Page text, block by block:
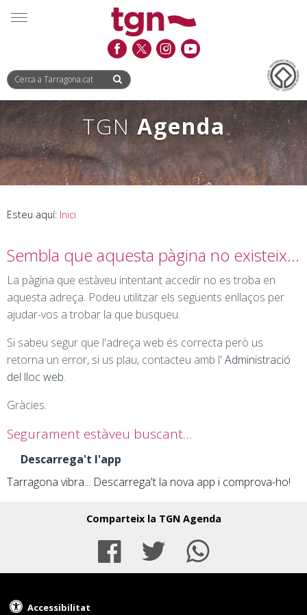
Saltar
al
Saltar
a
Informació
de
TGNAgenda
Esteu aquí: Inici
Sembla que aquesta pàgina no existeix…
La pàgina que estàveu intentant accedir no es troba en
aquesta adreça. Podeu utilitzar els següents enllaços per
ajudar-vos a trobar la que busqueu.
Si sabeu segur que l'adreça web és correcta però us
retorna un error, si us plau, contacteu amb l' Administració
del lloc web.
Gràcies.
Segurament estàveu buscant…
Descarrega't l'app
Tarragona vibra... Descarrega't la nova app i comprova-ho!
Comparteix la TGN Agenda
Facebook
Twitter
Accessibilitat